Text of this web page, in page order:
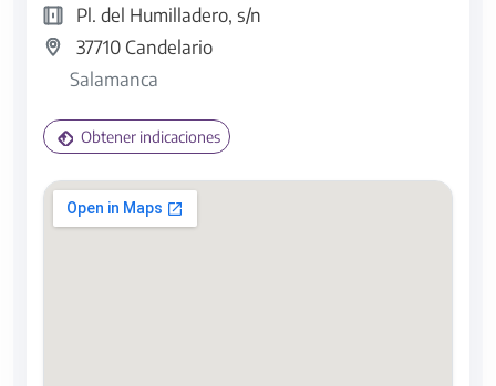
Pl. del Humilladero, s/n
37710 Candelario
Salamanca
Obtener indicaciones